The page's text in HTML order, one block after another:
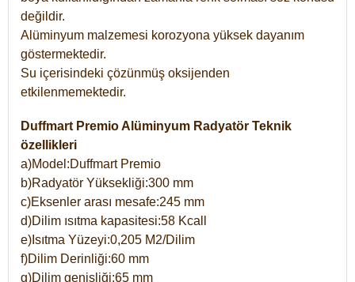
değildir.
Alüminyum malzemesi korozyona yüksek dayanım
göstermektedir.
Su içerisindeki çözünmüş oksijenden
etkilenmemektedir.
Duffmart Premio Alüminyum Radyatör Teknik
özellikleri
a)Model:Duffmart Premio
b)Radyatör Yüksekliği:300 mm
c)Eksenler arası mesafe:245 mm
d)Dilim ısıtma kapasitesi:58 Kcall
e)Isıtma Yüzeyi:0,205 M2/Dilim
f)Dilim Derinliği:60 mm
g)Dilim genişliği:65 mm